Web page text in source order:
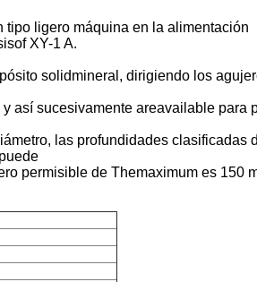
tipo ligero máquina en la alimentación
XY-1 A.
solidmineral, dirigiendo los
así sucesivamente areavailable para
las profundidades clasificadas
permisible de Themaximum es 150